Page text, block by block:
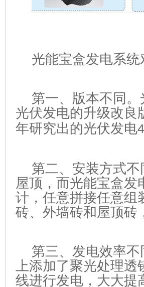
光能宝盒发电系
第一、 版本不同
光伏发电的升级改良
年研究出的光伏发电
第二、安装方式不
屋顶，而光能宝盒发
计，任意拼接任意组
砖、外墙砖和屋顶砖
第三、发电效率不
上添加了聚光处理透
线进行发电，大大提